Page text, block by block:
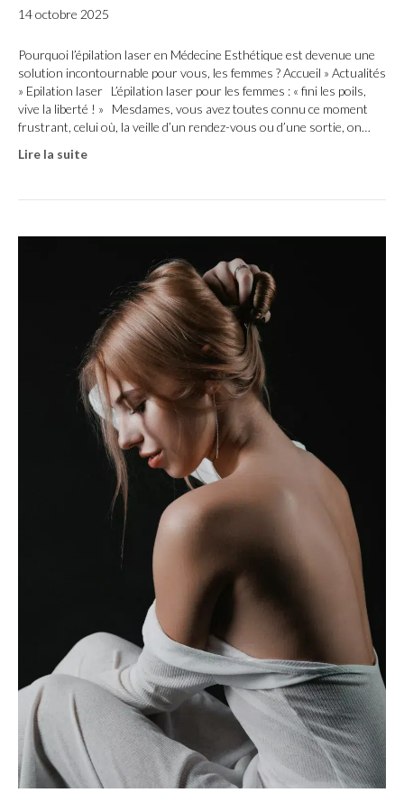
14 octobre 2025
Pourquoi l’épilation laser en Médecine Esthétique est devenue une
solution incontournable pour vous, les femmes ? Accueil » Actualités
» Epilation laser L’épilation laser pour les femmes : « fini les poils,
vive la liberté ! » Mesdames, vous avez toutes connu ce moment
frustrant, celui où, la veille d’un rendez-vous ou d’une sortie, on…
Lire la suite